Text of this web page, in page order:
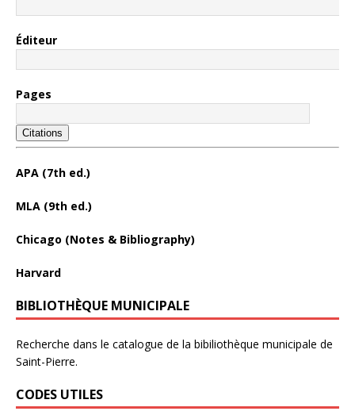
Éditeur
Pages
Citations
APA (7th ed.)
MLA (9th ed.)
Chicago (Notes & Bibliography)
Harvard
BIBLIOTHÈQUE MUNICIPALE
Recherche dans le catalogue de la bibiliothèque municipale de
Saint-Pierre.
CODES UTILES